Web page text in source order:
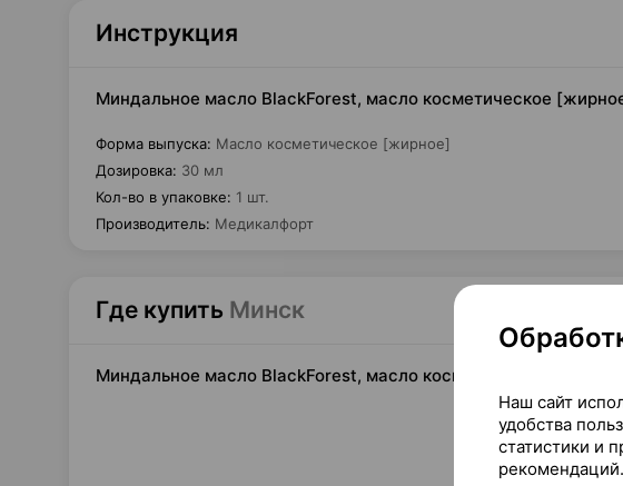
Инструкция
Миндальное масло BlackForest, масло косметическое
Форма выпуска: Масло косметическое [жирное]
Дозировка: 30 мл
Кол-во в упаковке: 1 шт.
Производитель: Медикалфорт
Где купить Минск
Миндальное масло BlackForest, масло косметическое
Наш сайт
удобства
статистики и
рекомендаций.